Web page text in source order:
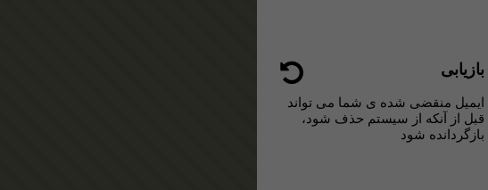
بازیابی
ایمیل منقضی شده ی شما می تواند
قبل از آنکه از سیستم حذف شود،
بازگردانده شود